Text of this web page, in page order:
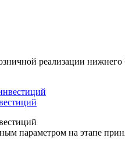
реализации
параметром на этапе